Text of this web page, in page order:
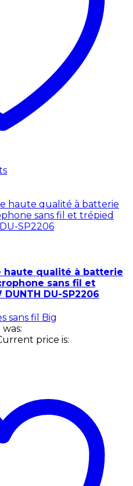
haute qualité à batterie
sans fil et
DU-SP2206
sans fil Big
price is: